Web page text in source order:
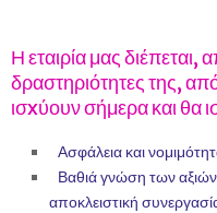
Η εταιρία μας διέπεται,
δραστηριότητες της,
ισxύουν σήμερα και θα
Ασφάλεια και
Βαθιά γνώση των
αποκλειστική